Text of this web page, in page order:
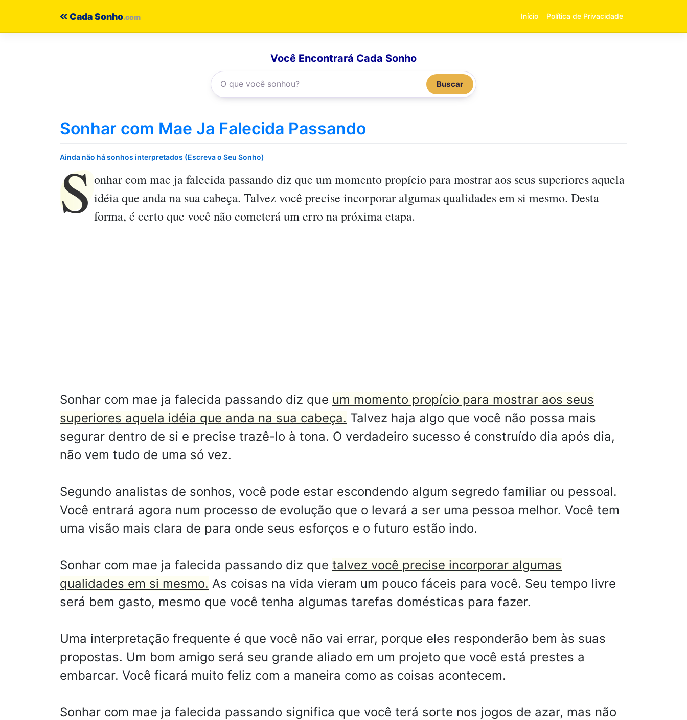
Cada Sonho Início Política de Privacidade
Você Encontrará Cada Sonho
Buscar
Sonhar com Mae Ja Falecida Passando
Ainda não há sonhos interpretados (Escreva o Seu Sonho)
S onhar com mae ja falecida passandodiz que um momento propício para mostrar aos seus superiores aquela
idéia que anda na sua cabeça. Talvez você precise incorporar algumas qualidades em si mesmo. Desta
forma, é certo que você não cometerá um erro na próxima etapa.
Sonhar com mae ja falecida passando diz que um momento propício para mostrar aos seus
superiores aquela idéia que anda na sua cabeça. Talvez haja algo que você não possa mais
segurar dentro de si e precise trazê-lo à tona. O verdadeiro sucesso é construído dia após dia,
não vem tudo de uma só vez.
Segundo analistas de sonhos, você pode estar escondendo algum segredo familiar ou pessoal.
Você entrará agora num processo de evolução que o levará a ser uma pessoa melhor. Você tem
uma visão mais clara de para onde seus esforços e o futuro estão indo.
Sonhar com mae ja falecida passando diz que talvez você precise incorporar algumas
qualidades em si mesmo. As coisas na vida vieram um pouco fáceis para você. Seu tempo livre
será bem gasto, mesmo que você tenha algumas tarefas domésticas para fazer.
Uma interpretação frequente é que você não vai errar, porque eles responderão bem às suas
propostas. Um bom amigo será seu grande aliado em um projeto que você está prestes a
embarcar. Você ficará muito feliz com a maneira como as coisas acontecem.
Sonhar com mae ja falecida passando significa que você terá sorte nos jogos de azar, mas não